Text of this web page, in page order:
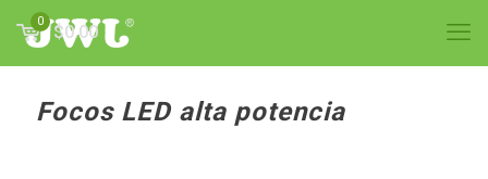
0
$0.00
Focos LED alta potencia